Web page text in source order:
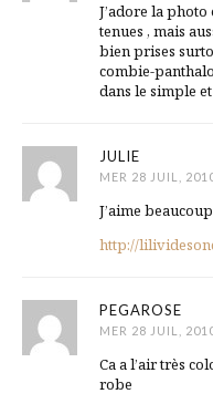
J’adore la
tenues , mais
bien prises
combie-
dans le simple
JULIE
MER 28 JUIL,
J’aime
http://
PEGAROSE
MER 28 JUIL,
Ca a l’air très
robe